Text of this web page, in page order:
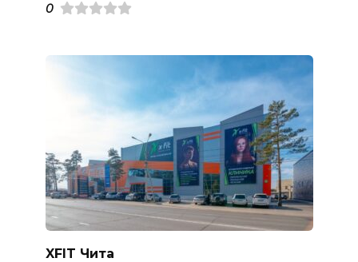
0
XFIT Чита